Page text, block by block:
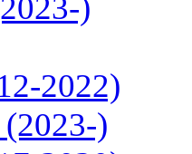
2022)
)